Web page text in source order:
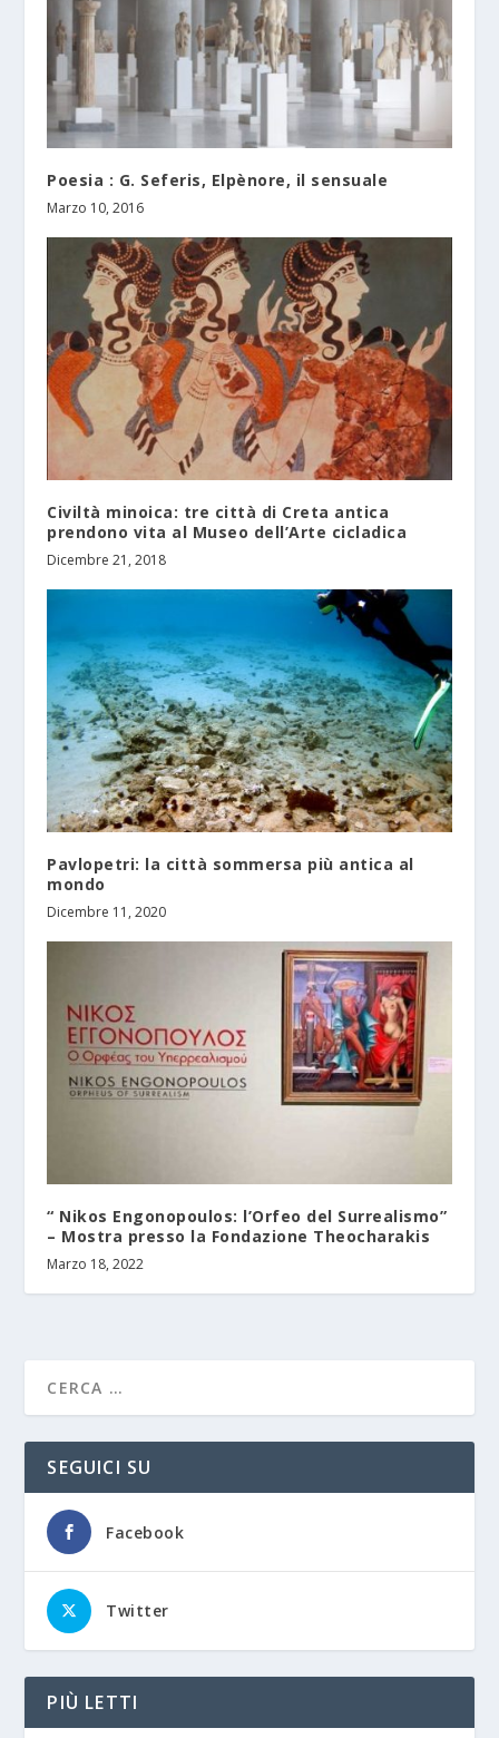
Poesia : G. Seferis, Elpènore, il sensuale
Marzo 10, 2016
Civiltà minoica: tre città di Creta antica
prendono vita al Museo dell’Arte cicladica
Dicembre 21, 2018
Pavlopetri: la città sommersa più antica al
mondo
Dicembre 11, 2020
“ Nikos Engonopoulos: l’Orfeo del Surrealismo”
– Mostra presso la Fondazione Theocharakis
Marzo 18, 2022
SEGUICI SU
Facebook
Twitter
PIÙ LETTI